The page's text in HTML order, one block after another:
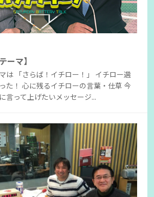
ーマ】
は 「さらば！イチロー！」 イチロー選
た！ 心に残るイチローの言葉・仕草 今
言って上げたいメッセージ...